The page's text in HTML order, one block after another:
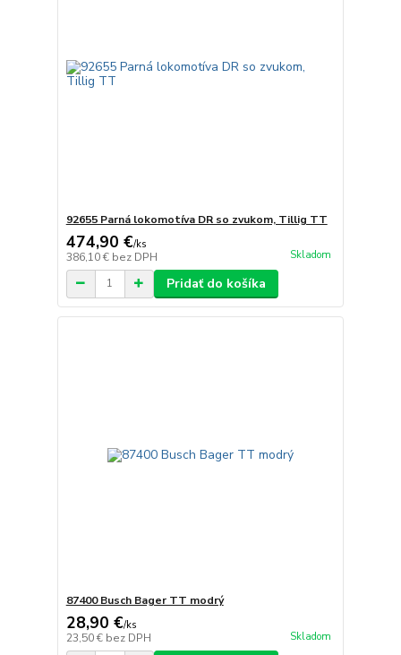
92655 Parná lokomotíva DR so zvukom, Tillig TT
474,90 €/ks
386,10 € bez DPH Skladom
Pridať do košíka
87400 Busch Bager TT modrý
28,90 €/ks
23,50 € bez DPH Skladom